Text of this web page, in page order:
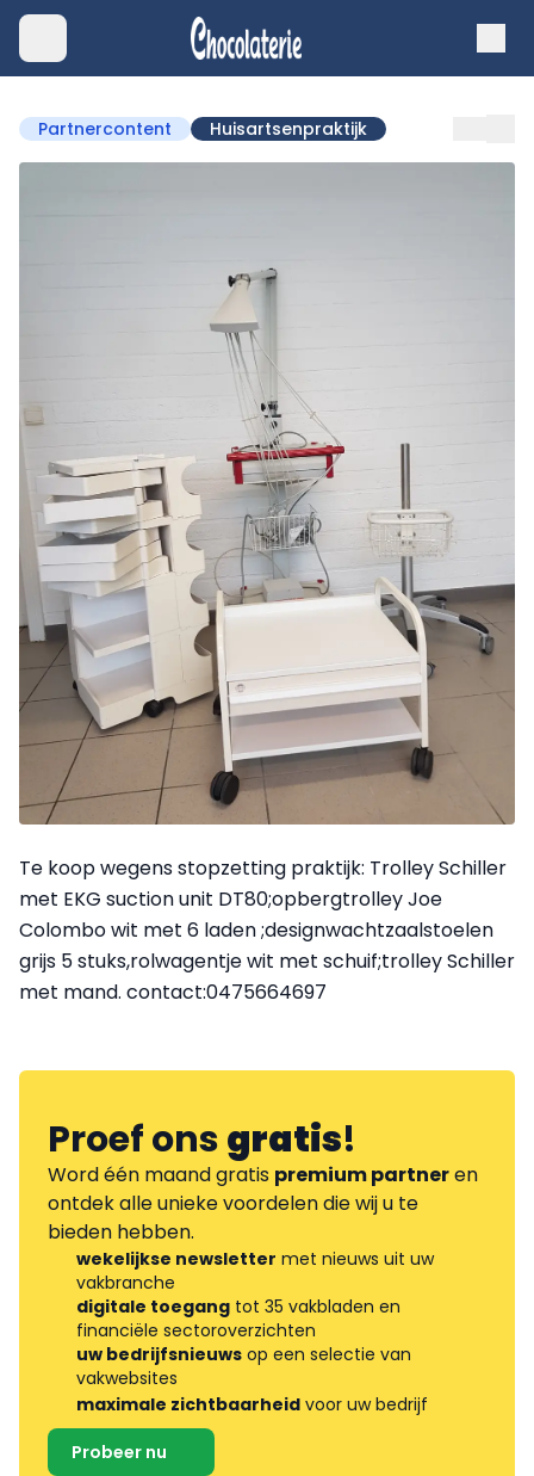
Partnercontent Huisartsenpraktijk
Te koop wegens stopzetting praktijk: Trolley Schiller
met EKG suction unit DT80;opbergtrolley Joe
Colombo wit met 6 laden ;designwachtzaalstoelen
grijs 5 stuks,rolwagentje wit met schuif;trolley Schiller
met mand. contact:0475664697
Proef onsgratis!
Word één maand gratis premium partneren
ontdek alle unieke voordelen die wij u te
bieden hebben.
wekelijkse newsletter met nieuws uit uw
vakbranche
digitale toegang tot 35 vakbladen en
financiële sectoroverzichten
uw bedrijfsnieuws op een selectie van
vakwebsites
maximale zichtbaarheid voor uw bedrijf
Probeer nu